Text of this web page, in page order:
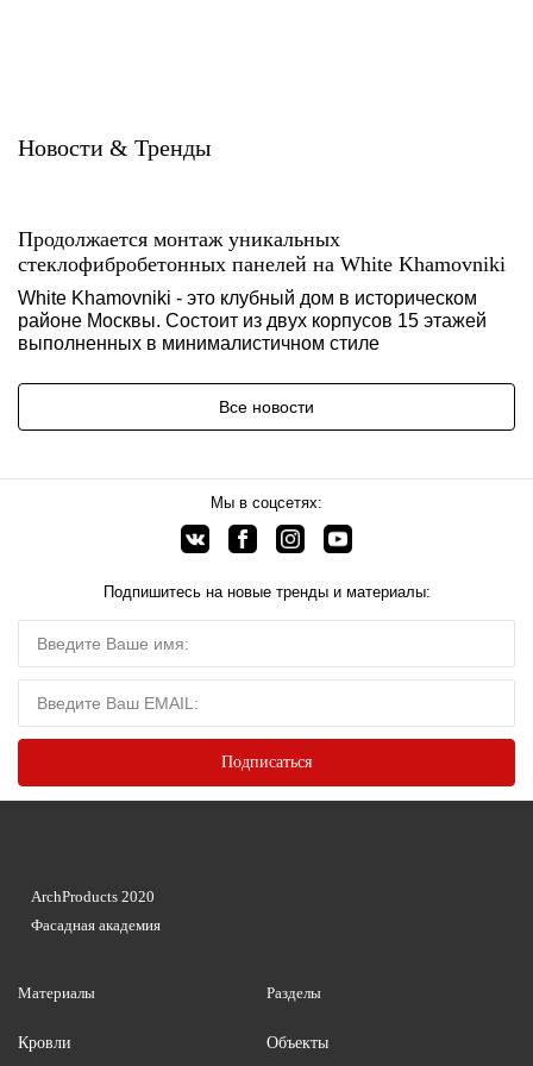
Новости & Тренды
Продолжается монтаж уникальных
стеклофибробетонных панелей на White Khamovniki
White Khamovniki - это клубный дом в историческом
районе Москвы. Состоит из двух корпусов 15 этажей
выполненных в минималистичном стиле
Все новости
Мы в соцсетях:
Подпишитесь на новые тренды и материалы:
Материалы
Кровли
Разделы
Объекты
ArchProducts 2020
Фасадная академия